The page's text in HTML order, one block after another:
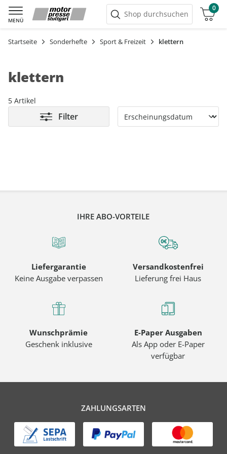
MENÜ
Shop durchsuchen
0
Warenkorb
Startseite Sonderhefte Sport & Freizeit klettern
klettern
5 Artikel
Filter
IHRE ABO-VORTEILE
Liefergarantie
Keine Ausgabe verpassen
Versandkostenfrei
Lieferung frei Haus
Wunschprämie
Geschenk inklusive
E-Paper Ausgaben
Als App oder E-Paper
verfügbar
ZAHLUNGSARTEN